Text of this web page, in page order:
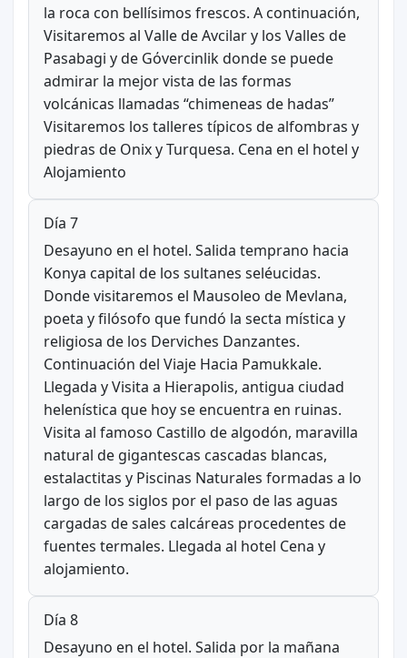
la roca con bellísimos frescos. A continuación,
Visitaremos al Valle de Avcilar y los Valles de
Pasabagi y de Gόvercinlik donde se puede
admirar la mejor vista de las formas
volcánicas llamadas “chimeneas de hadas”
Visitaremos los talleres típicos de alfombras y
piedras de Onix y Turquesa. Cena en el hotel y
Alojamiento
Día 7
Desayuno en el hotel. Salida temprano hacia
Konya capital de los sultanes seléucidas.
Donde visitaremos el Mausoleo de Mevlana,
poeta y filósofo que fundó la secta mística y
religiosa de los Derviches Danzantes.
Continuación del Viaje Hacia Pamukkale.
Llegada y Visita a Hierapolis, antigua ciudad
helenística que hoy se encuentra en ruinas.
Visita al famoso Castillo de algodón, maravilla
natural de gigantescas cascadas blancas,
estalactitas y Piscinas Naturales formadas a lo
largo de los siglos por el paso de las aguas
cargadas de sales calcáreas procedentes de
fuentes termales. Llegada al hotel Cena y
alojamiento.
Día 8
Desayuno en el hotel. Salida por la mañana